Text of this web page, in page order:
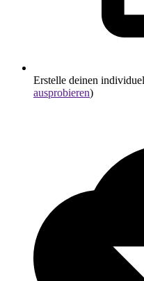
Erstelle deinen
ausprobieren)